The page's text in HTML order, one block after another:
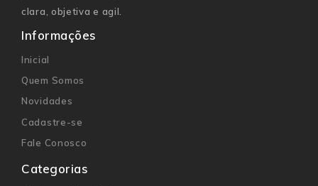
clara, objetiva e agil.
Informações
Inicial
Quem Somos
Novidades
Cadastre-se
Fale Conosco
Categorias